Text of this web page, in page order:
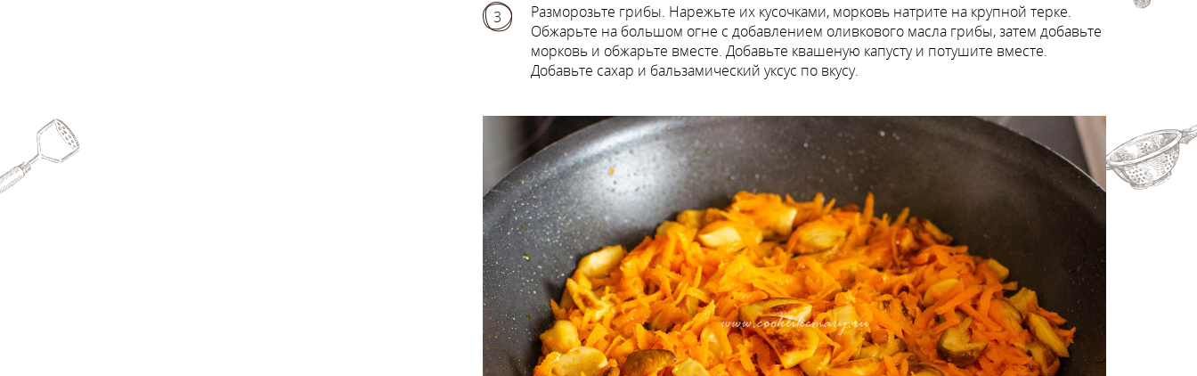
3
Разморозьте грибы. Нарежьте их кусочками, морковь натрите на крупной терке.
Обжарьте на большом огне с добавлением оливкового масла грибы, затем добавьте
морковь и обжарьте вместе. Добавьте квашеную капусту и потушите вместе.
Добавьте сахар и бальзамический уксус по вкусу.